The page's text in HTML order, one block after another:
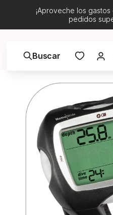
¡Aproveche los
pedidos
Buscar